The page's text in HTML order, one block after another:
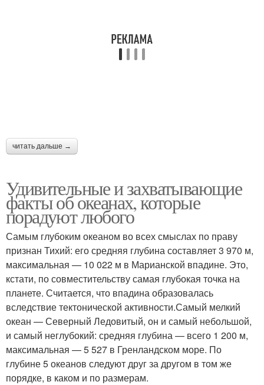
читать дальше →
Удивительные и захватывающие
факты об океанах, которые
порадуют любого
Самым глубоким океаном во всех смыслах по праву
признан Тихий: его средняя глубина составляет 3 970 м,
максимальная — 10 022 м в Марианской впадине. Это,
кстати, по совместительству самая глубокая точка на
планете. Считается, что впадина образовалась
вследствие тектонической активности.Самый мелкий
океан — Северный Ледовитый, он и самый небольшой,
и самый неглубокий: средняя глубина — всего 1 200 м,
максимальная — 5 527 в Гренландском море. По
глубине 5 океанов следуют друг за другом в том же
порядке, в каком и по размерам.